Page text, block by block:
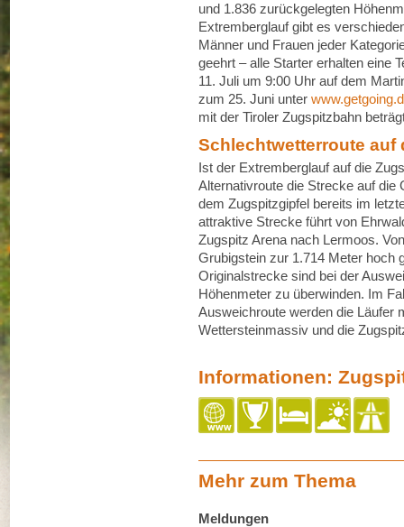
und 1.836 zurückgelegten
Extremberglauf gibt es
Männer und Frauen jeder
geehrt – alle Starter erhalten eine
11. Juli um 9:00 Uhr auf dem
zum 25. Juni unter
mit der Tiroler Zugspitzbahn
Schlechtwetterroute auf
Ist der Extremberglauf auf die
Alternativroute die Strecke auf die
dem Zugspitzgipfel bereits im
attraktive Strecke führt von
Zugspitz Arena nach Lermoos.
Grubigstein zur 1.714 Meter hoch
Originalstrecke sind bei der
Höhenmeter zu überwinden. Im
Ausweichroute werden die Läufer
Wettersteinmassiv und die
Informationen:
Mehr zum Thema
Meldungen